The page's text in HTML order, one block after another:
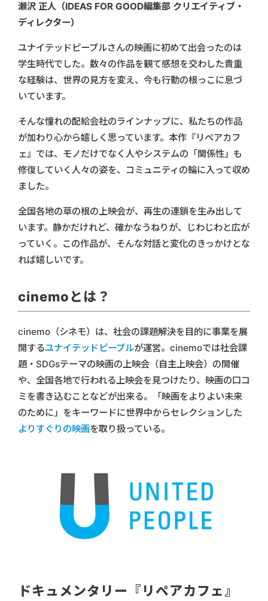
瀬沢 正人（IDEAS FOR GOOD編集部 クリエイティブ・
ディレクター）
ユナイテッドピープルさんの映画に初めて出会ったのは
学生時代でした。数々の作品を観て感想を交わした貴重
な経験は、世界の見方を変え、今も行動の根っこに息づ
いています。
そんな憧れの配給会社のラインナップに、私たちの作品
が加わり心から嬉しく思っています。本作『リペアカフ
ェ』では、モノだけでなく人やシステムの「関係性」も
修復していく人々の姿を、コミュニティの輪に入って収め
ました。
全国各地の草の根の上映会が、再生の連鎖を生み出して
います。静かだけれど、確かなうねりが、じわじわと広が
っていく。この作品が、そんな対話と変化のきっかけとな
れば嬉しいです。
cinemoとは？
cinemo（シネモ）は、社会の課題解決を目的に事業を展
開するユナイテッドピープルが運営。cinemoでは社会課
題・SDGsテーマの映画の上映会（自主上映会）の開催
や、全国各地で行われる上映会を見つけたり、映画の口コ
ミを書き込むことなどが出来る。「映画をよりよい未来
のために」をキーワードに世界中からセレクションした
よりすぐりの映画を取り扱っている。
ドキュメンタリー『リペアカフェ』